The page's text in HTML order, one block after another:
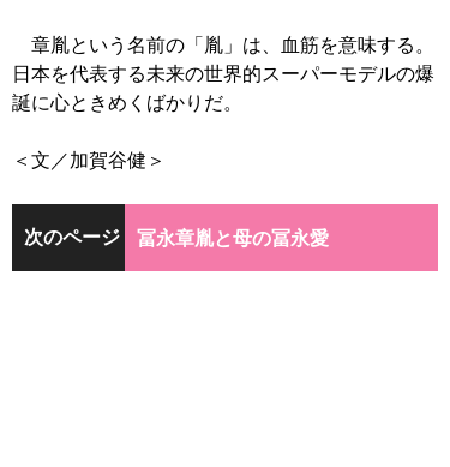
章胤という名前の「胤」は、血筋を意味する。
日本を代表する未来の世界的スーパーモデルの爆
誕に心ときめくばかりだ。
＜文／加賀谷健＞
次のページ 冨永章胤と母の冨永愛